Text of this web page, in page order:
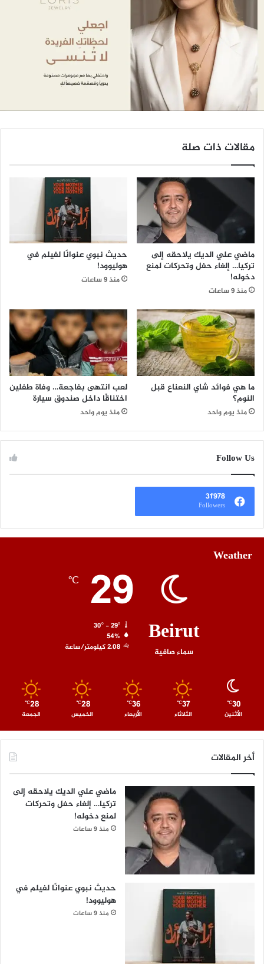
مقالات ذات صلة
ماضي علي الديك يلاحقه إلى
تركيا… إلغاء حفل وتحركات لمنع
دخوله!
منذ 9 ساعات
حديث نبوي عنوانًا لفيلم في
هوليوود!
منذ 9 ساعات
ما هي فوائد شاي النعناع قبل
النوم؟
منذ يوم واحد
لعب انتهى بفاجعة… وفاة طفلين
اختناقًا داخل صندوق سيارة
منذ يوم واحد
Follow Us
31٬978
Followers
Weather
Beirut
سماء صافية
29
℃
30º - 29º
54%
2.08 كيلومتر/ساعة
30
℃
الأثنين
37
℃
الثلاثاء
36
℃
الأربعاء
28
℃
الخميس
28
℃
الجمعة
أخر المقالات
ماضي علي الديك يلاحقه إلى
تركيا… إلغاء حفل وتحركات
لمنع دخوله!
منذ 9 ساعات
حديث نبوي عنوانًا لفيلم في
هوليوود!
منذ 9 ساعات